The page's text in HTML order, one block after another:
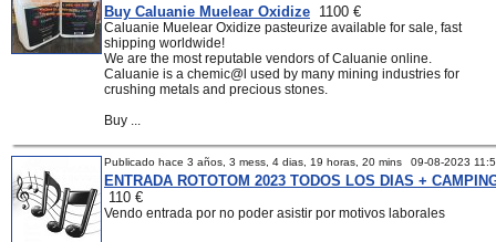
Buy Caluanie Muelear Oxidize 1100 €
Caluanie Muelear Oxidize pasteurize available for sale, fast
shipping worldwide!
We are the most reputable vendors of Caluanie online.
Caluanie is a chemic@l used by many mining industries for
crushing metals and precious stones.
Buy ...
Publicado hace 3 años, 3 mess, 4 dias, 19 horas, 20 mins 09-08-2023
ENTRADA ROTOTOM 2023 TODOS LOS DIAS +
110 €
Vendo entrada por no poder asistir por motivos laborales